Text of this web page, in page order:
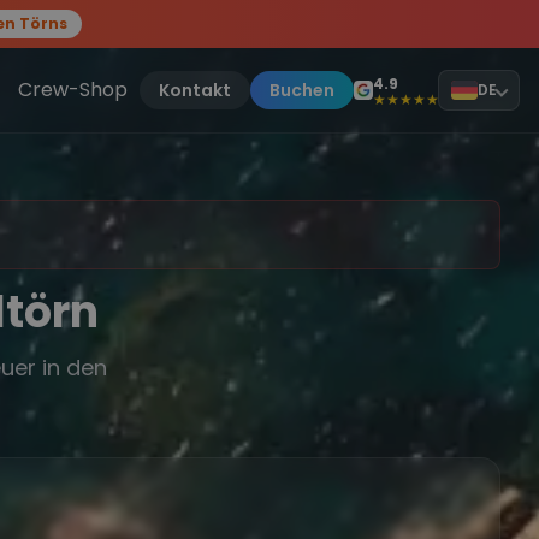
Törns
sei dabei.
Crew-Shop Kontakt Buchen 4.9
★★★★★ DE
in den